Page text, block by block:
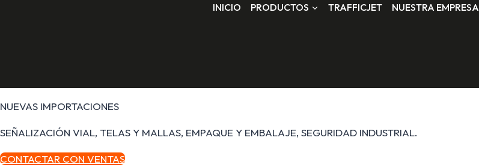
INICIO PRODUCTOS TRAFFICJET NUESTRA EMPRESA
NUEVAS IMPORTACIONES
SEÑALIZACIÓN VIAL, TELAS Y MALLAS, EMPAQUE Y EMBALAJE, SEGURIDAD INDUSTRIAL.
CONTACTAR CON VENTAS